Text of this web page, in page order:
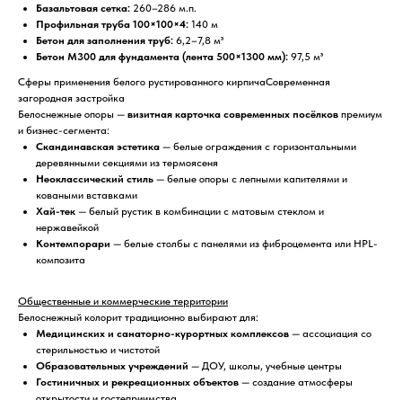
Базальтовая сетка: 260–286 м.п.
Профильная труба 100×100×4: 140 м
Бетон для заполнения труб: 6,2–7,8 м³
Бетон М300 для фундамента (лента 500×1300 мм): 97,5 м³
Сферы применения белого рустированного кирпичаСовременная
загородная застройка
Белоснежные опоры — визитная карточка современных посёлков премиум
и бизнес-сегмента:
Скандинавская эстетика — белые ограждения с горизонтальными
деревянными секциями из термоясеня
Неоклассический стиль — белые опоры с лепными капителями и
коваными вставками
Хай-тек — белый рустик в комбинации с матовым стеклом и
нержавейкой
Контемпорари — белые столбы с панелями из фиброцемента или HPL-
композита
Общественные и коммерческие территории
Белоснежный колорит традиционно выбирают для:
Медицинских и санаторно-курортных комплексов — ассоциация со
стерильностью и чистотой
Образовательных учреждений — ДОУ, школы, учебные центры
Гостиничных и рекреационных объектов — создание атмосферы